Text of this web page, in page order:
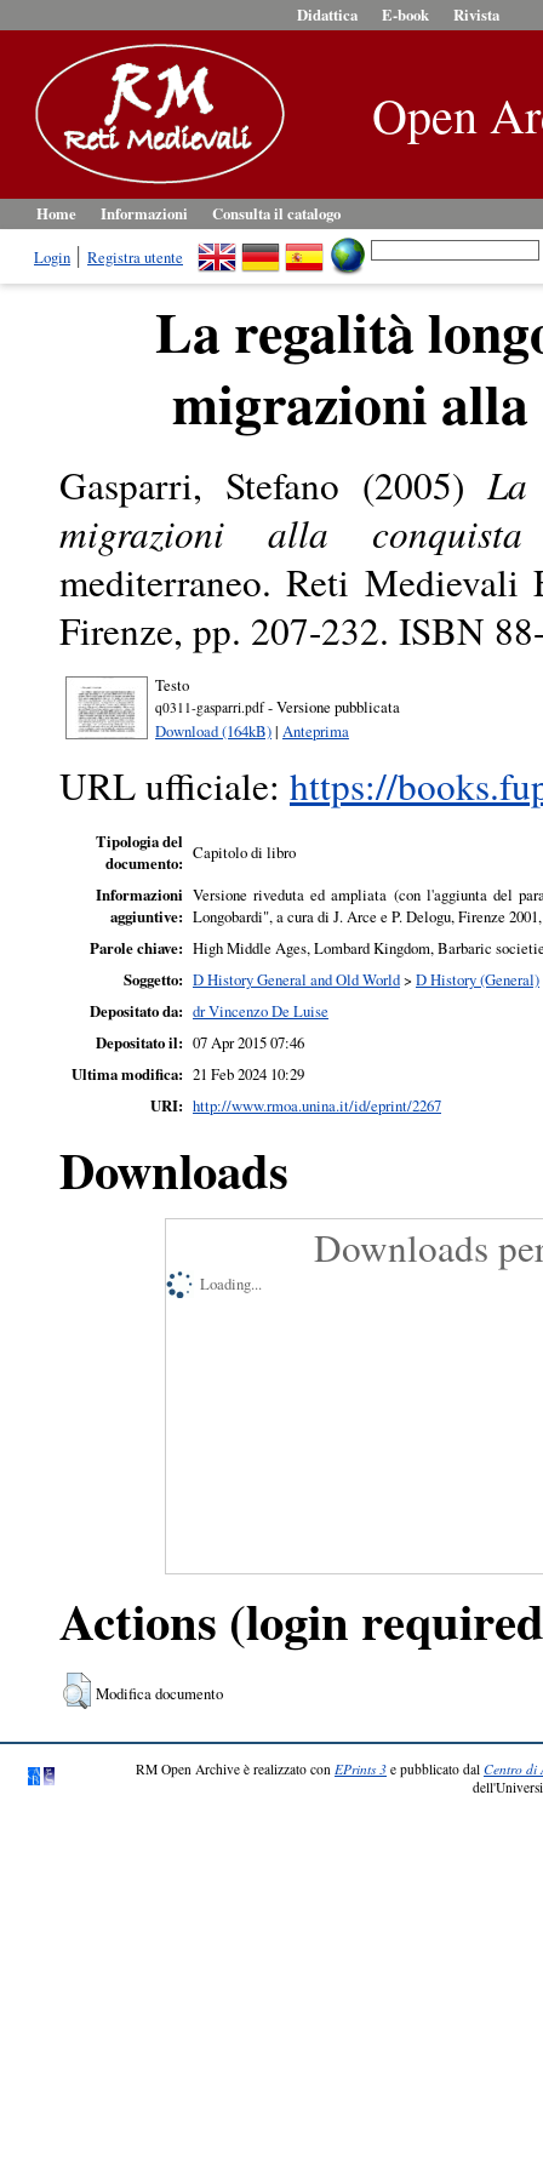
Didattica E-book Rivista
Open
Home Informazioni
Consulta il catalogo
Login
Registra utente
La regalità
migrazioni
Gasparri, Stefano (2005)La
migrazioni alla conquista
mediterraneo. Reti Medievali
Firenze, pp. 207-232. ISBN
Testo
q0311-gasparri.pdf- Versione pubblicata
Download (164kB)| Anteprima
URL ufficiale: https://
Tipologia del
documento: Capitolo di libro
Informazioni
aggiuntive:
Versione riveduta ed ampliata (con l'aggiunta del
Longobardi", a cura di J. Arce e P. Delogu, Firenze
Parole chiave: High Middle Ages, Lombard Kingdom, Barbaric
Soggetto: D History General and Old World> D History (General)
Depositato da: dr Vincenzo De Luise
Depositato il: 07 Apr 2015 07:46
Ultima modifica: 21 Feb 2024 10:29
URI: http://www.rmoa.unina.it/id/eprint/2267
Downloads
Downloads
Loading...
Actions (login
Modifica documento
RM Open Archive è realizzato con EPrints 3 e pubblicato dal Centro di